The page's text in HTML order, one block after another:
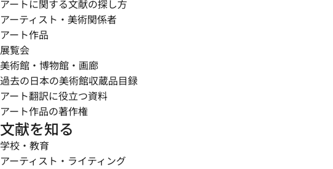
アートに関する文献の探し方
アーティスト・美術関係者
アート作品
展覧会
美術館・博物館・画廊
過去の日本の美術館収蔵品目録
アート翻訳に役立つ資料
アート作品の著作権
文献を知る
学校・教育
アーティスト・ライティング